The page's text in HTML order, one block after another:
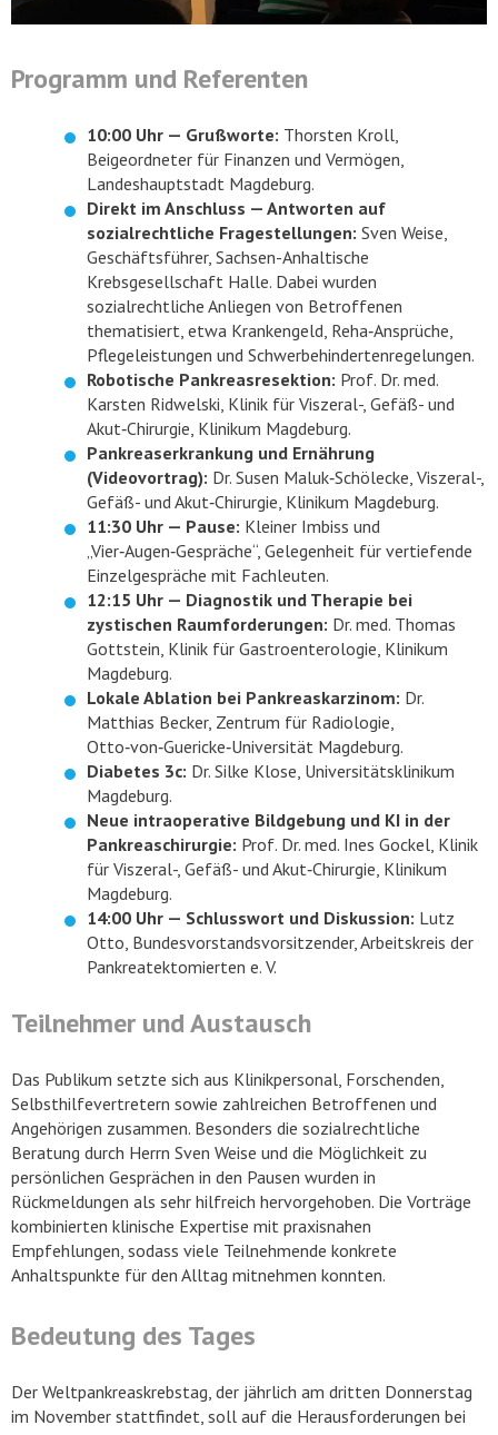
Programm und Referenten
10:00 Uhr — Grußworte: Thorsten Kroll,
Beigeordneter für Finanzen und Vermögen,
Landeshauptstadt Magdeburg.
Direkt im Anschluss — Antworten auf
sozialrechtliche Fragestellungen: Sven Weise,
Geschäftsführer, Sachsen-Anhaltische
Krebsgesellschaft Halle. Dabei wurden
sozialrechtliche Anliegen von Betroffenen
thematisiert, etwa Krankengeld, Reha‑Ansprüche,
Pflegeleistungen und Schwerbehindertenregelungen.
Robotische Pankreasresektion: Prof. Dr. med.
Karsten Ridwelski, Klinik für Viszeral-, Gefäß- und
Akut‑Chirurgie, Klinikum Magdeburg.
Pankreaserkrankung und Ernährung
(Videovortrag): Dr. Susen Maluk‑Schölecke, Viszeral-,
Gefäß- und Akut‑Chirurgie, Klinikum Magdeburg.
11:30 Uhr — Pause: Kleiner Imbiss und
„Vier‑Augen‑Gespräche“, Gelegenheit für vertiefende
Einzelgespräche mit Fachleuten.
12:15 Uhr — Diagnostik und Therapie bei
zystischen Raumforderungen: Dr. med. Thomas
Gottstein, Klinik für Gastroenterologie, Klinikum
Magdeburg.
Lokale Ablation bei Pankreaskarzinom: Dr.
Matthias Becker, Zentrum für Radiologie,
Otto‑von‑Guericke‑Universität Magdeburg.
Diabetes 3c: Dr. Silke Klose, Universitätsklinikum
Magdeburg.
Neue intraoperative Bildgebung und KI in der
Pankreaschirurgie: Prof. Dr. med. Ines Gockel, Klinik
für Viszeral-, Gefäß- und Akut‑Chirurgie, Klinikum
Magdeburg.
14:00 Uhr — Schlusswort und Diskussion: Lutz
Otto, Bundesvorstandsvorsitzender, Arbeitskreis der
Pankreatektomierten e. V.
Teilnehmer und Austausch
Das Publikum setzte sich aus Klinikpersonal, Forschenden,
Selbsthilfevertretern sowie zahlreichen Betroffenen und
Angehörigen zusammen. Besonders die sozialrechtliche
Beratung durch Herrn Sven Weise und die Möglichkeit zu
persönlichen Gesprächen in den Pausen wurden in
Rückmeldungen als sehr hilfreich hervorgehoben. Die Vorträge
kombinierten klinische Expertise mit praxisnahen
Empfehlungen, sodass viele Teilnehmende konkrete
Anhaltspunkte für den Alltag mitnehmen konnten.
Bedeutung des Tages
Der Weltpankreaskrebstag, der jährlich am dritten Donnerstag
im November stattfindet, soll auf die Herausforderungen bei